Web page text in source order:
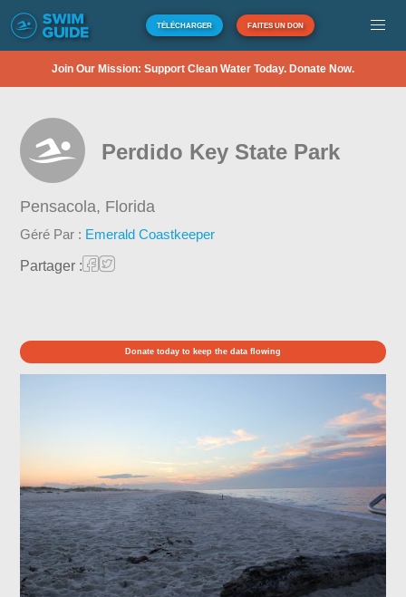
TÉLÉCHARGER FAITES UN DON
Join Our Mission: Support Clean Water Today. Donate Now.
Perdido Key State Park
Pensacola, Florida
Géré Par : Emerald Coastkeeper
Partager :
Donate today to keep the data flowing